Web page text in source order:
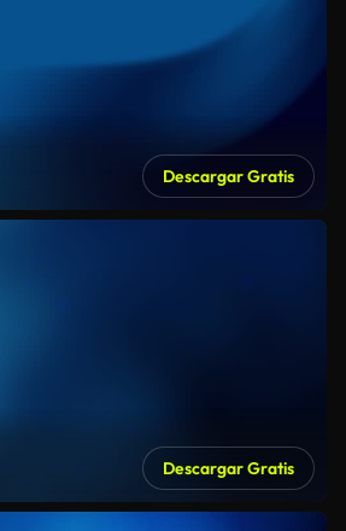
Descargar Gratis
Descargar Gratis